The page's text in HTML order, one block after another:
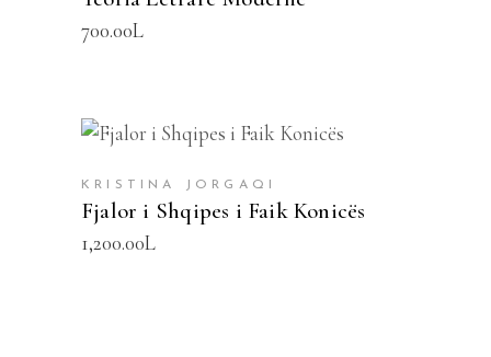
700.00L
SHTOJE NË SHPORTË
KRISTINA JORGAQI
Fjalor i Shqipes i Faik Konicës
1,200.00L